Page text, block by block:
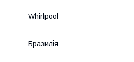
Whirlpool
Бразилія